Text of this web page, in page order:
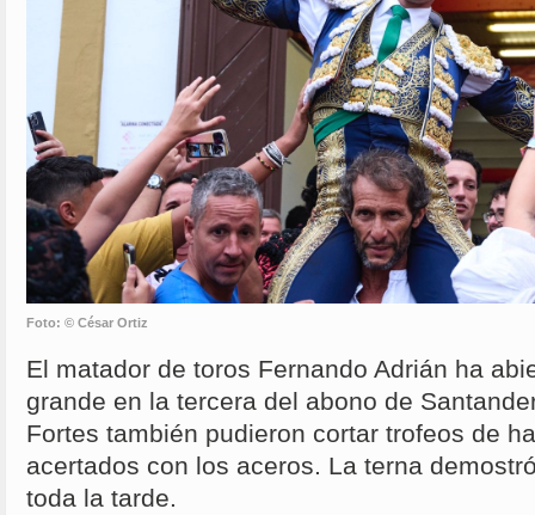
Foto: © César Ortiz
El matador de toros Fernando Adrián ha
grande en la tercera del abono de
Fortes también pudieron cortar trofeos de
acertados con los aceros. La terna
toda la tarde.